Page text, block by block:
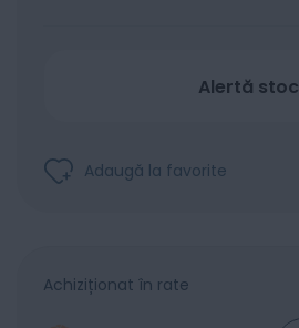
Alertă stoc
Adaugă la favorite
Achiziționat în rate